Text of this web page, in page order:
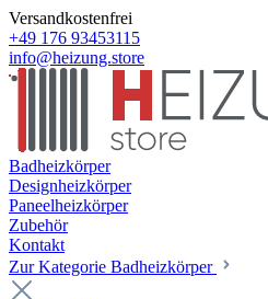
Versandkostenfrei
+49 176 93453115
info@heizung.store
Badheizkörper
Designheizkörper
Paneelheizkörper
Zubehör
Kontakt
Zur Kategorie Badheizkörper